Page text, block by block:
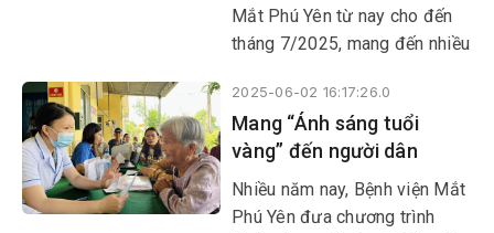
Mắt Phú Yên từ nay cho đến
tháng 7/2025, mang đến nhiều
cảnh khó khăn.
2025-06-02 16:17:26.0
Mang “Ánh sáng tuổi
vàng” đến người dân
​​​​​​​Nhiều năm nay, Bệnh viện Mắt
Phú Yên đưa chương trình